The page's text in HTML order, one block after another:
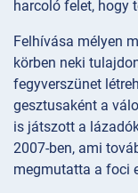
harcoló felet, hogy
Felhívása mélyen
körben neki
fegyverszünet
gesztusaként a
is játszott a
2007-ben, ami
megmutatta a foci